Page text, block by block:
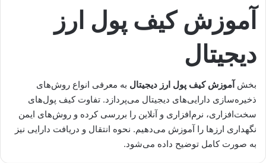
آموزش کیف پول ارز
دیجیتال
بخشآموزش کیف پول ارز دیجیتال به معرفی انواع روش‌های
ذخیره‌سازی دارایی‌های دیجیتال می‌پردازد. تفاوت کیف پول‌های
سخت‌افزاری، نرم‌افزاری و آنلاین را بررسی کرده و روش‌های ایمن
نگهداری ارزها را آموزش می‌دهیم. نحوه انتقال و دریافت دارایی نیز
به صورت کامل توضیح داده می‌شود.